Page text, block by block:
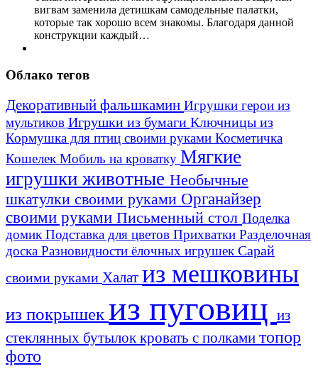
вигвам заменила детишкам самодельные палатки,
которые так хорошо всем знакомы. Благодаря данной
конструкции каждый…
Облако тегов
Декоративный фальшкамин Игрушки герои из
мультиков Игрушки из бумаги Ключницы из
Кормушка для птиц своими руками Косметичка
Кошелек Мобиль на кроватку Мягкие
игрушки животные Необычные
шкатулки своими руками Органайзер
своими руками Письменный стол Поделка
домик Подставка для цветов Прихватки Разделочная
доска Разновидности ёлочных игрушек Сарай
своими руками Халат из мешковины
из покрышек из пуговиц из
стеклянных бутылоккровать с полками топор
фото